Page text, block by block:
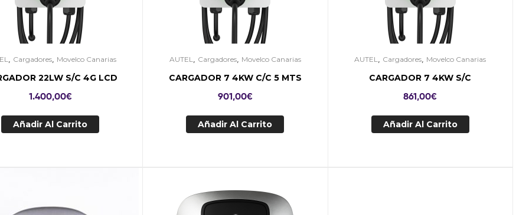
Cargadores, Movelco Canarias
22LW S/C 4G LCD
1.400,00€
Añadir Al Carrito
AUTEL Cargadores, Movelco Canarias
CARGADOR 7 4KW C/C 5 MTS
901,00€
Añadir Al Carrito
AUTEL Cargadores Movelco Canarias
CARGADOR 7 4KW S/C
861,00€
Añadir Al Carrito